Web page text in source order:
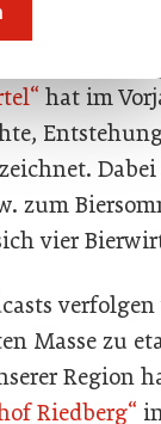
der
hat im
zum
vier
Masse zu
Region
Riedberg“